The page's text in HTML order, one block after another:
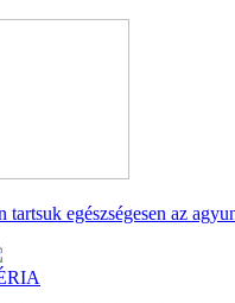
egészségesen az